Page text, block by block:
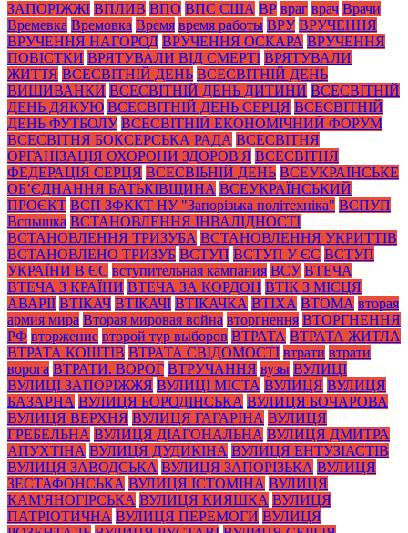
ЗАПОРІЖЖІ ВПЛИВ ВПО ВПС США ВР враг врач Врачи
Времевка Времовка Время время работы ВРУ ВРУЧЕННЯ
ВРУЧЕННЯ НАГОРОД ВРУЧЕННЯ ОСКАРА ВРУЧЕННЯ
ПОВІСТКИ ВРЯТУВАЛИ ВІД СМЕРТІ ВРЯТУВАЛИ
ЖИТТЯ ВСЕСВІТНІЙ ДЕНЬ ВСЕСВІТНІЙ ДЕНЬ
ВИШИВАНКИ ВСЕСВІТНІЙ ДЕНЬ ДИТИНИ ВСЕСВІТНІЙ
ДЕНЬ ДЯКУЮ ВСЕСВІТНІЙ ДЕНЬ СЕРЦЯ ВСЕСВІТНІЙ
ДЕНЬ ФУТБОЛУ ВСЕСВІТНІЙ ЕКОНОМІЧНИЙ ФОРУМ
ВСЕСВІТНЯ БОКСЕРСЬКА РАДА ВСЕСВІТНЯ
ОРГАНІЗАЦІЯ ОХОРОНИ ЗДОРОВ'Я ВСЕСВІТНЯ
ФЕДЕРАЦІЯ СЕРЦЯ ВСЕСВІЬНІЙ ДЕНЬ ВСЕУКРАЇНСЬКЕ
ОБ’ЄДНАННЯ БАТЬКІВЩИНА ВСЕУКРАЇНСЬКИЙ
ПРОЄКТ ВСП ЗФККТ НУ "Запорізька політехніка" ВСПУП
Вспышка ВСТАНОВЛЕННЯ ІНВАЛІДНОСТІ
ВСТАНОВЛЕННЯ ТРИЗУБА ВСТАНОВЛЕННЯ УКРИТТІВ
ВСТАНОВЛЕНО ТРИЗУБ ВСТУП ВСТУП У ЄС ВСТУП
УКРАЇНИ В ЄС вступительная кампания ВСУ ВТЕЧА
ВТЕЧА З КРАЇНИ ВТЕЧА ЗА КОРДОН ВТІК З МІСЦЯ
АВАРІЇ ВТІКАЧ ВТІКАЧІ ВТІКАЧКА ВТІХА ВТОМА вторая
армия мира Вторая мировая война вторгнення ВТОРГНЕННЯ
РФ вторжение второй тур выборов ВТРАТА ВТРАТА ЖИТЛА
ВТРАТА КОШТІВ ВТРАТА СВІДОМОСТІ втрати втрати
ворога ВТРАТИ. ВОРОГ ВТРУЧАННЯ вузы ВУЛИЦІ
ВУЛИЦІ ЗАПОРІЖЖЯ ВУЛИЦІ МІСТА ВУЛИЦЯ ВУЛИЦЯ
БАЗАРНА ВУЛИЦЯ БОРОДІНСЬКА ВУЛИЦЯ БОЧАРОВА
ВУЛИЦЯ ВЕРХНЯ ВУЛИЦЯ ГАГАРІНА ВУЛИЦЯ
ГРЕБЕЛЬНА ВУЛИЦЯ ДІАГОНАЛЬНА ВУЛИЦЯ ДМИТРА
АПУХТІНА ВУЛИЦЯ ДУДИКІНА ВУЛИЦЯ ЕНТУЗІАСТІВ
ВУЛИЦЯ ЗАВОДСЬКА ВУЛИЦЯ ЗАПОРІЗЬКА ВУЛИЦЯ
ЗЕСТАФОНСЬКА ВУЛИЦЯ ІСТОМІНА ВУЛИЦЯ
КАМ'ЯНОГІРСЬКА ВУЛИЦЯ КИЯШКА ВУЛИЦЯ
ПАТРІОТИЧНА ВУЛИЦЯ ПЕРЕМОГИ ВУЛИЦЯ